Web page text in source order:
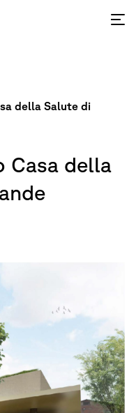
della Salute di
Casa della